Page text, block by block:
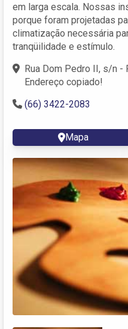
em larga escala. Nossas
porque foram projetadas
climatização necessária
tranqüilidade e estímulo.
Rua Dom Pedro II, s/n -
Endereço copiado!
(66) 3422-2083
Mapa